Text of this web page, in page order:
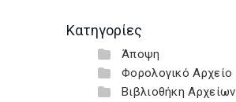
Κατηγορίες
Άποψη
Φορολογικό Αρχείο
Βιβλιοθήκη Αρχείων